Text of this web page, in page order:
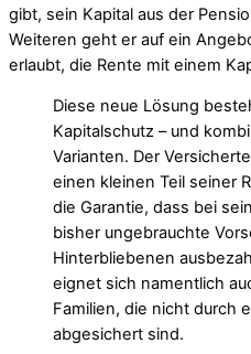
gibt, sein Kapital aus der
Weiteren geht er auf ein
erlaubt, die Rente mit einem
Diese neue Lösung
Kapitalschutz – und
Varianten. Der
einen kleinen Teil seiner
die Garantie, dass bei
bisher ungebrauchte
Hinterbliebenen
eignet sich namentlich
Familien, die nicht durch
abgesichert sind.